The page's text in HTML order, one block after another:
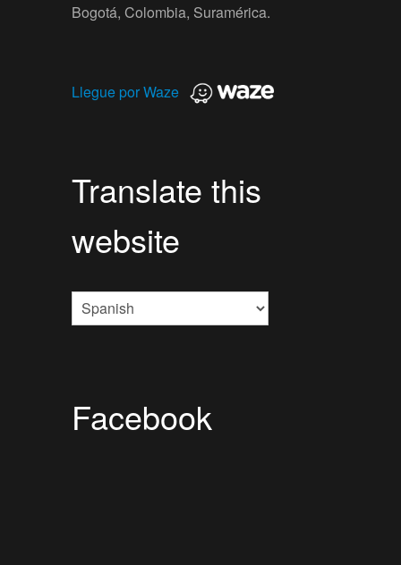
Bogotá, Colombia, Suramérica.
Llegue por Waze
Translate this
website
Facebook